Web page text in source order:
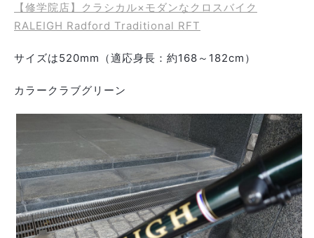
【修学院店】クラシカル×モダンなクロスバイク
RALEIGH Radford Traditional RFT
サイズは520mm（適応身長：約168～182cm）
カラー クラブグリーン